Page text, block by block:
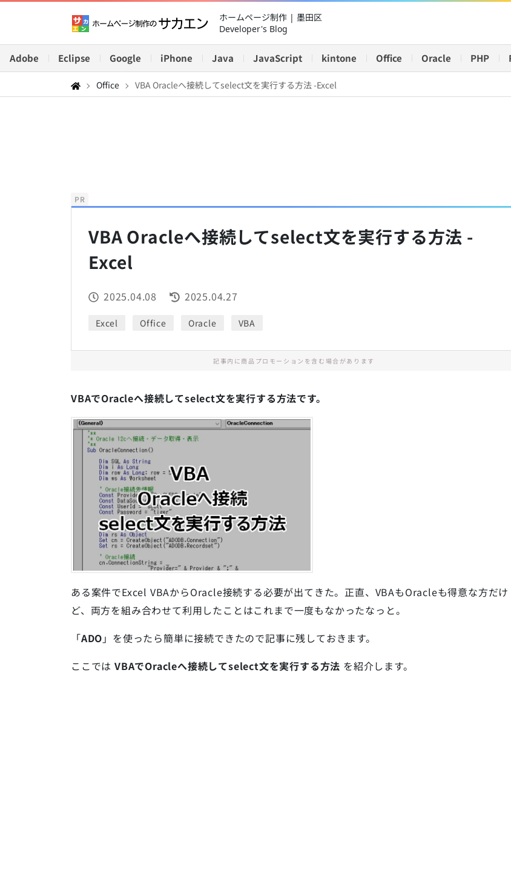
ホームページ制作 | 墨田区
Developer's Blog
Adobe Eclipse Google iPhone Java JavaScript kintone Office Oracle PHP
Office VBA Oracleへ接続してselect文を実行する方法 -Excel
PR
VBA Oracleへ接続してselect文を実行する方法 -
Excel
2025.04.08 2025.04.27
Excel Office Oracle VBA
記事内に商品プロモーションを含む場合があります
VBAでOracleへ接続してselect文を実行する方法です。
ある案件でExcel VBAからOracle接続する必要が出てきた。正直、VBAもOracleも得意な方だけ
ど、両方を組み合わせて利用したことはこれまで一度もなかったなっと。
「ADO 」を使ったら簡単に接続できたので記事に残しておきます。
ここでは VBAでOracleへ接続してselect文を実行する方法 を紹介します。